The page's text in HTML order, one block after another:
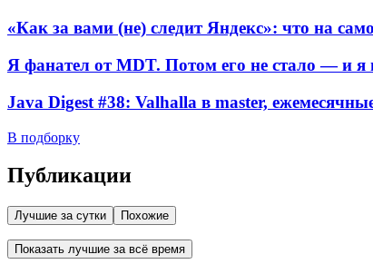
«Как за вами (не) следит Яндекс»: что на
Я фанател от MDT. Потом его не стало — и я
Java Digest #38: Valhalla в master,
В подборку
Публикации
Лучшие за сутки Похожие
Показать лучшие за всё время